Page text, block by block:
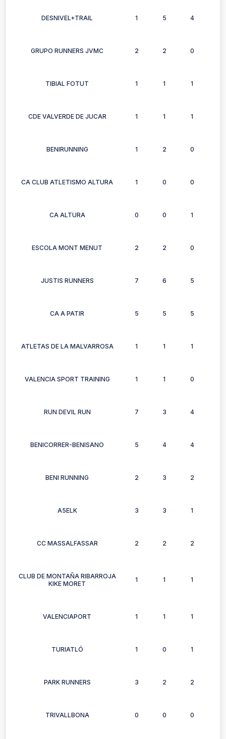
DESNIVEL+TRAIL 1 5 4
GRUPO RUNNERS JVMC 2 2 0
TIBIAL FOTUT 1 1 1
CDE VALVERDE DE JUCAR 1 1 1
BENIRUNNING 1 2 0
CA CLUB ATLETISMO ALTURA 1 0 0
CA ALTURA 0 0 1
ESCOLA MONT MENUT 2 2 0
JUSTIS RUNNERS 7 6 5
CA A PATIR 5 5 5
ATLETAS DE LA MALVARROSA 1 1 1
VALENCIA SPORT TRAINING 1 1 0
RUN DEVIL RUN 7 3 4
BENICORRER-BENISANO 5 4 4
BENI RUNNING 2 3 2
A5ELK 3 3 1
CC MASSALFASSAR 2 2 2
CLUB DE MONTAÑA RIBARROJA
KIKE MORET
1 1 1
VALENCIAPORT 1 1 1
TURIATLÓ 1 0 1
PARK RUNNERS 3 2 2
TRIVALLBONA 0 0 0